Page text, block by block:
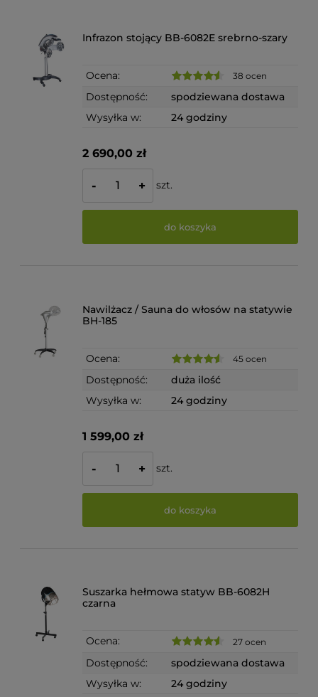
Infrazon stojący BB-6082E srebrno-szary
Ocena: 38 ocen
Dostępność:
spodziewana dostawa
Wysyłka w:
24 godziny
2 690,00 zł
- + szt.
do koszyka
Nawilżacz / Sauna do włosów na statywie
BH-185
Ocena: 45 ocen
Dostępność:
duża ilość
Wysyłka w:
24 godziny
1 599,00 zł
- + szt.
do koszyka
Suszarka hełmowa statyw BB-6082H
czarna
Ocena: 27 ocen
Dostępność:
spodziewana dostawa
Wysyłka w:
24 godziny